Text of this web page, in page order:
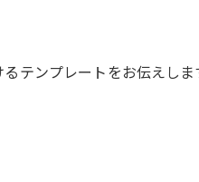
テンプレートをお伝えしま